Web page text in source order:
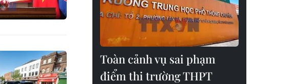
Toàn cảnh vụ sai phạm
điểm thi trường THPT